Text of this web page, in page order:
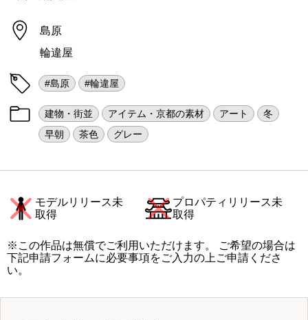
島原
輪違屋
#島原 #輪違屋
建物・街並 アイテム・京都の素材 アート
冬
早朝
茶色 グレー
モデルリリース未
取得
プロパティリリース未
取得
※この作品は無償でご利用いただけます。 ご希望の場合は
下記申請フォームに必要事項をご入力の上ご申請くださ
い。